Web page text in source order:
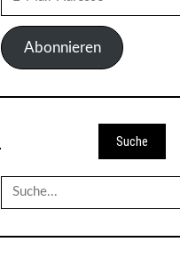
Mail-
AdresseAbonnieren
Suche
Suche
nach: